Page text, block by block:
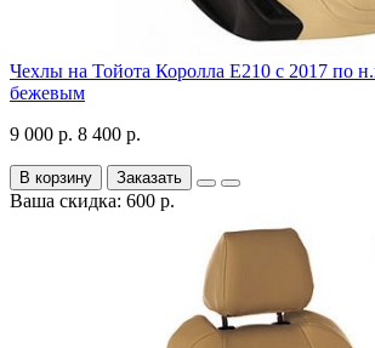
Чехлы на Тойота Королла Е210 с 2017 по
бежевым
9 000 р. 8 400 р.
В корзину Заказать
Ваша скидка: 600 р.